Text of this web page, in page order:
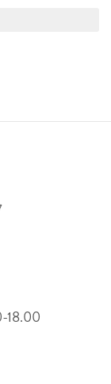
18.00